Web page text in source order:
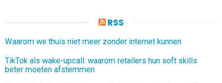
RSS
Waarom we thuis niet meer zonder internet kunnen
TikTok als wake-upcall: waarom retailers hun soft skills
beter moeten afstemmen